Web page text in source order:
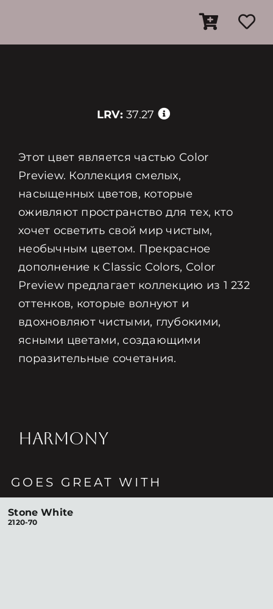
LRV: 37.27
Этот цвет является частью Color
Preview. Коллекция смелых,
насыщенных цветов, которые
оживляют пространство для тех, кто
хочет осветить свой мир чистым,
необычным цветом. Прекрасное
дополнение к Classic Colors, Color
Preview предлагает коллекцию из 1 232
оттенков, которые волнуют и
вдохновляют чистыми, глубокими,
ясными цветами, создающими
поразительные сочетания.
HARMONY
GOES GREAT WITH
Stone White
2120-70